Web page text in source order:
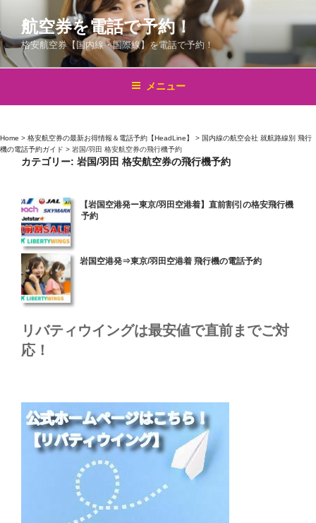
テ
ン
ス
ッ
航空券を電話で予約！
格安航空券【国内線・国際線】を電話で予約！
メニュー
Home > 格安航空券の最新お得情報＆電話予約【HeadLine】 > 国内線の航空会社 就航路線別 飛行
機の電話予約ガイド > 岩国/羽田 格安航空券の飛行機予約
カテゴリー: 岩国/羽田 格安航空券の飛行機予約
投
稿
【岩国空港発ー東京/羽田空港着】直前割引の格安飛行機
予約
投
岩国空港発⇒東京/羽田空港着 飛行機の電話予約
リバティウイングは最安値で直前までご対
応！